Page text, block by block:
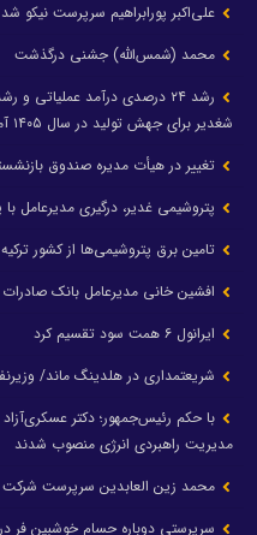
علی‌اکبر پورابراهیم سرپرست نیکو شد
محمد (شمس‌الله) جشنی درگذشت
شغدیر برای جهش تولید در سال ۱۴۰۵ آماده شد
تغییر در هیأت مدیره صندوق
پتروشیمی غدیر، درگیری مدیرعامل
تامین برق پتروشیمی‌ها از کشور ترکیه
افشین خانی مدیرعامل بانک
ایرانول ۶ همت سود تقسیم کرد
شریعتمداری در هلدینگ ماند/
با حکم رئیس‌جمهور؛ دکتر
مدیریت راهبردی انرژی منصوب شدند
محمد زین العابدین سرپرست شرکت
سرپرستی دوباره حسام خوشبین فر در